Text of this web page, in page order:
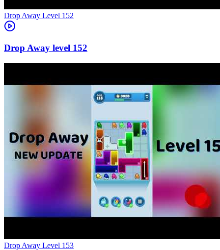
Level 152
152
Level 153